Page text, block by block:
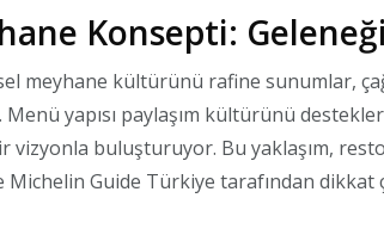
Konsepti:
meyhane kültürünü rafine sunumlar,
yapısı paylaşım kültürünü
buluşturuyor. Bu yaklaşım,
Michelin Guide Türkiye tarafından